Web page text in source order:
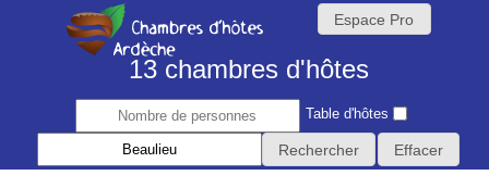
13 chambres d'hôtes
Table d'hôtes
Espace Pro